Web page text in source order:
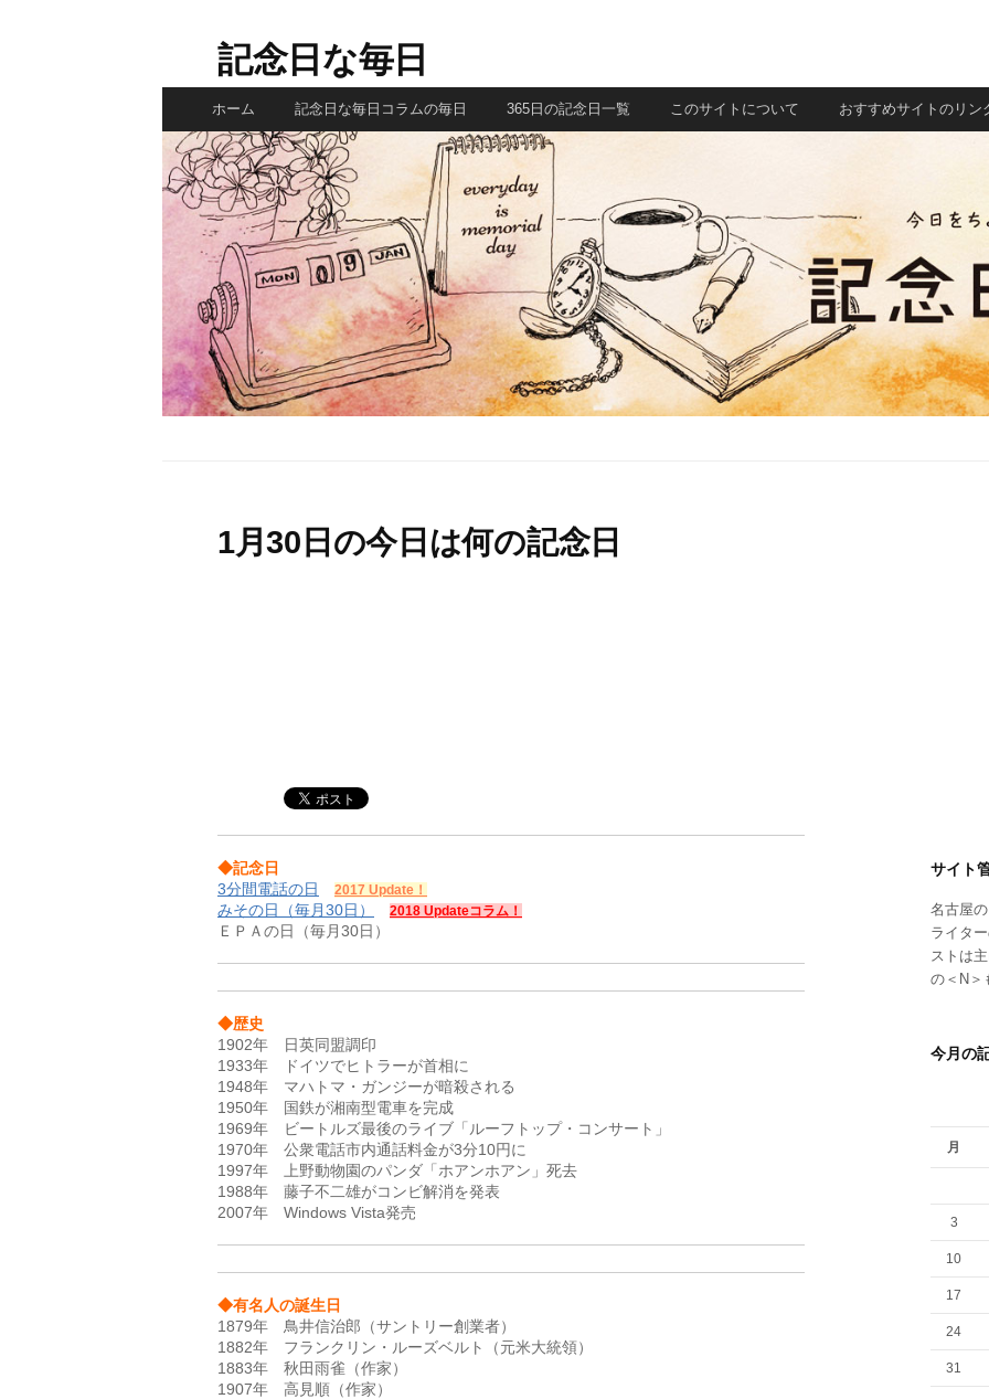
ン
ス
キ
ッ
プ
記念日な毎日
ホーム 記念日な毎日コラムの毎日 365日の記念日一覧 このサイトについて おすすめサイトのリン
1月30日の今日は何の記念日
◆記念日
3分間電話の日
2017 Update！
みその日（毎月30日） 2018 Updateコラム！
◆歴史
1902年　日英同盟調印
1933年　ドイツでヒトラーが首相に
1948年　マハトマ・ガンジーが暗殺される
1950年　国鉄が湘南型電車を完成
1969年　ビートルズ最後のライブ「ルーフトップ・コンサート」
1970年　公衆電話市内通話料金が3分10円に
1997年　上野動物園のパンダ「ホアンホアン」死去
1988年　藤子不二雄がコンビ解消を発表
◆有名人の誕生日
1879年　鳥井信治郎（サントリー創業者）
1882年　フランクリン・ルーズベルト（元米大統領）
1883年　秋田雨雀（作家）
1907年　高見順（作家）
サイト
名古屋
ライタ
ストは
の＜N＞
今月の
月
3
10
17
24
31